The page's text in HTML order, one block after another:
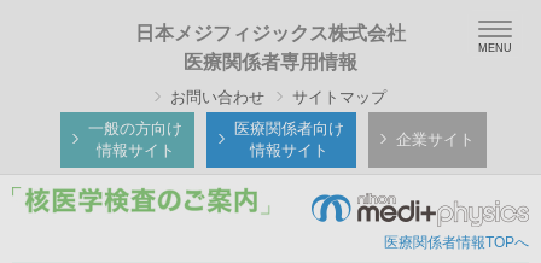
ン
日本メジフィジックス株式会社
医療関係者専用情報
お問い合わせ
サイトマップ
一般の方向け
情報サイト
医療関係者向け
情報サイト
企業サイト
医療関係者情報TOPへ